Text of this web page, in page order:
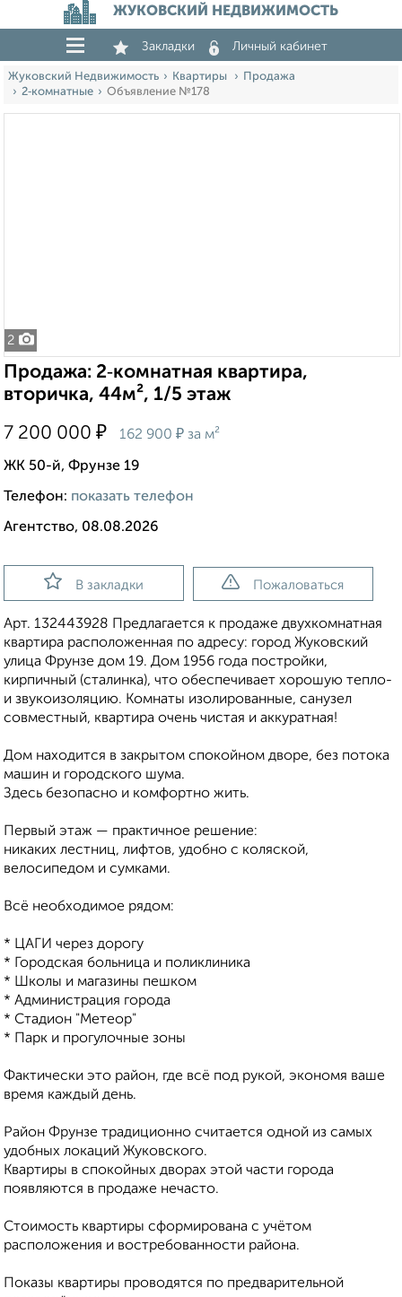
ЖУКОВСКИЙ НЕДВИЖИМОСТЬ
Закладки Личный кабинет
Жуковский Недвижимость Квартиры
Продажа
2‑комнатные
Объявление №178
2
Продажа: 2‑комнатная квартира,
вторичка, 44м², 1/5 этаж
7 200 000 ₽ 162 900 ₽ за м²
ЖК 50-й, Фрунзе 19
Телефон: показать телефон
Агентство, 08.08.2026
В закладки Пожаловаться
Арт. 132443928 Предлагается к продаже двухкомнатная
квартира расположенная по адресу: город Жуковский
улица Фрунзе дом 19. Дом 1956 года постройки,
кирпичный (сталинка), что обеспечивает хорошую тепло-
и звукоизоляцию. Комнаты изолированные, санузел
совместный, квартира очень чистая и аккуратная!
Дом находится в закрытом спокойном дворе, без потока
машин и городского шума.
Здесь безопасно и комфортно жить.
Первый этаж — практичное решение:
никаких лестниц, лифтов, удобно с коляской,
велосипедом и сумками.
Всё необходимое рядом:
* ЦАГИ через дорогу
* Городская больница и поликлиника
* Школы и магазины пешком
* Администрация города
* Стадион "Метеор"
* Парк и прогулочные зоны
Фактически это район, где всё под рукой, экономя ваше
время каждый день.
Район Фрунзе традиционно считается одной из самых
удобных локаций Жуковского.
Квартиры в спокойных дворах этой части города
появляются в продаже нечасто.
Стоимость квартиры сформирована с учётом
расположения и востребованности района.
Показы квартиры проводятся по предварительной